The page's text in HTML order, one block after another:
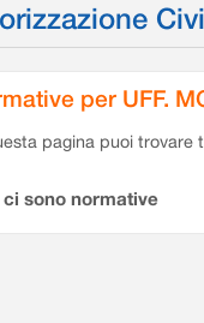
per UFF.
pagina puoi
ci sono normative